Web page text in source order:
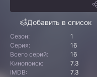
Добавить в список
Сезон:
1
Серия:
16
Всего серий:
16
Кинопоиск:
7.3
IMDB:
7.3